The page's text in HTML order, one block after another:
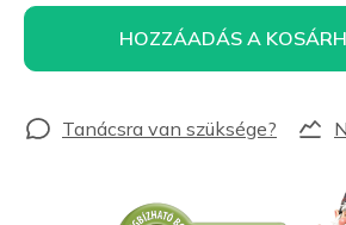
HOZZÁADÁS A